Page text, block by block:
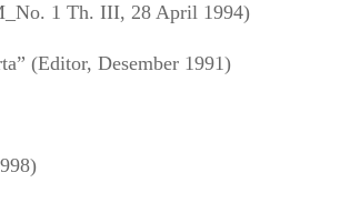
1 Th. III, 28 April 1994)
(Editor, Desember 1991)